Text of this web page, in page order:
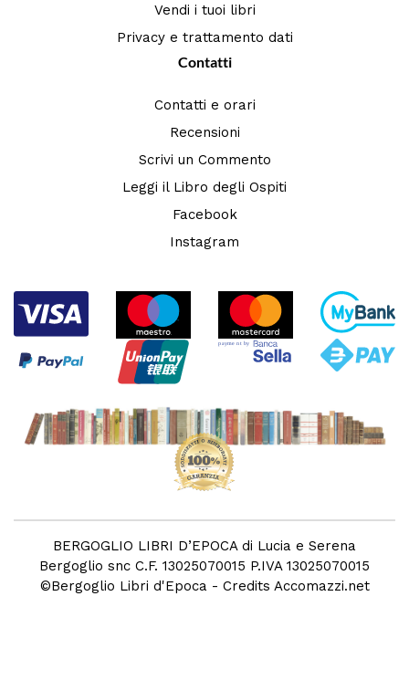
Vendi i tuoi libri
Privacy e trattamento dati
Contatti
Contatti e orari
Recensioni
Scrivi un Commento
Leggi il Libro degli Ospiti
Facebook
Instagram
BERGOGLIO LIBRI D’EPOCA di Lucia e Serena
Bergoglio snc C.F. 13025070015 P.IVA 13025070015
©Bergoglio Libri d'Epoca - Credits Accomazzi.net